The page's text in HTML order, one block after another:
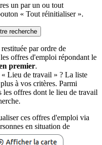
un par un ou tout
« Tout réinitialiser ».
recherche
par ordre de
offres d'emploi répondant le
premier.
Lieu de travail » ? La liste
à vos critères. Parmi
les offres dont le lieu de travail
ces offres d'emploi via
en situation de